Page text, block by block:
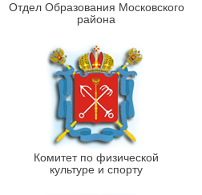
Отдел Образования Московского
района
Комитет по физической
культуре и спорту